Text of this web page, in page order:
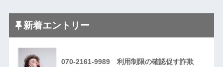
新着エントリー
070-2161-9989 利用制限の確認促す詐欺